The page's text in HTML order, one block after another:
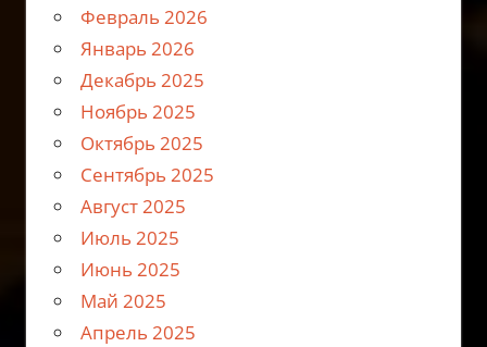
Февраль 2026
Январь 2026
Декабрь 2025
Ноябрь 2025
Октябрь 2025
Сентябрь 2025
Август 2025
Июль 2025
Июнь 2025
Май 2025
Апрель 2025